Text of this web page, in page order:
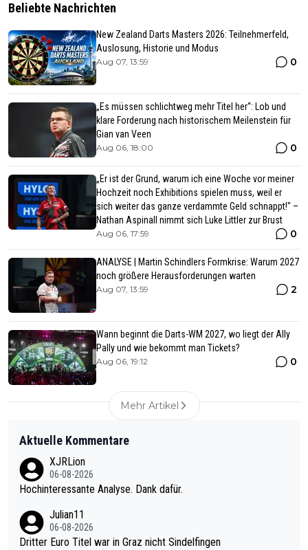
Beliebte Nachrichten
New Zealand Darts Masters 2026: Teilnehmerfeld,
Auslosung, Historie und Modus
Aug 07, 13:59 0
„Es müssen schlichtweg mehr Titel her“: Lob und
klare Forderung nach historischem Meilenstein für
Gian van Veen
Aug 06, 18:00 0
„Er ist der Grund, warum ich eine Woche vor meiner
Hochzeit noch Exhibitions spielen muss, weil er
sich weiter das ganze verdammte Geld schnappt!" –
Nathan Aspinall nimmt sich Luke Littler zur Brust
Aug 06, 17:59 0
ANALYSE | Martin Schindlers Formkrise: Warum 2027
noch größere Herausforderungen warten
Aug 07, 13:59 2
Wann beginnt die Darts-WM 2027, wo liegt der Ally
Pally und wie bekommt man Tickets?
Aug 06, 19:12 0
Mehr Artikel
Aktuelle Kommentare
XJRLion
06-08-2026
Hochinteressante Analyse. Dank dafür.
Julian11
06-08-2026
Dritter Euro Titel war in Graz nicht Sindelfingen